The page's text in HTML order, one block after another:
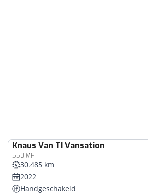
Knaus Van TI Vansation
550 MF
30.485 km
2022
Handgeschakeld